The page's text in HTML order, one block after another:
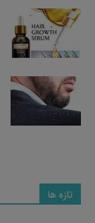
تازه ها